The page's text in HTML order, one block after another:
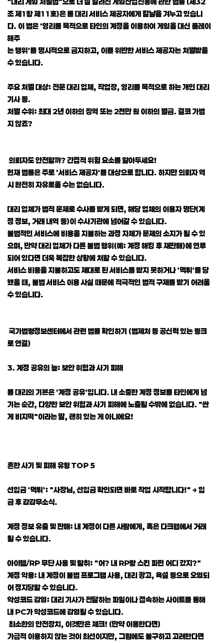
조 제1항 제11호)은 롤 대리 서비스 제공자에게 칼날을 겨누고 있습니
다. 이 법은 '영리를 목적으로 타인의 계정을 이용하여 게임을 대신 플레이
해주
는 행위'를 명시적으로 금지하고, 이를 위반한 서비스 제공자는 처벌받을
수 있습니다.
주요 처벌 대상: 전문 대리 업체, 작업장, 영리를 목적으로 하는 개인 대리
기사 등.
처벌 수위: 최대 2년 이하의 징역 또는 2천만 원 이하의 벌금. 결코 가볍
지 않죠?
의뢰자도 안전할까? 간접적 위험 요소를 알아두세요!
현재 법률은 주로 '서비스 제공자'를 대상으로 합니다. 하지만 의뢰자 역
시 완전히 자유로울 수는 없습니다.
대리 업체가 법적 문제로 수사를 받게 되면, 해당 업체의 이용자 명단(계
정 정보, 거래 내역 등)이 수사기관에 넘어갈 수 있습니다.
불법적인 서비스에 비용을 지불하는 과정 자체가 문제의 소지가 될 수 있
으며, 만약 대리 업체가 다른 불법 행위(예: 계정 해킹 후 재판매)에 연루
되어 있다면 더욱 복잡한 상황에 처할 수 있습니다.
서비스 비용을 지불하고도 제대로 된 서비스를 받지 못하거나 '먹튀'를 당
했을 때, 불법 서비스 이용 사실 때문에 적극적인 법적 구제를 받기 어려울
수 있습니다.
국가법령정보센터에서 관련 법률 확인하기 (법제처 등 공신력 있는 링크
로 연결)
3. 계정 공유의 늪: 보안 위협과 사기 피해
롤 대리의 기본은 '계정 공유'입니다. 내 소중한 계정 정보를 타인에게 넘
기는 순간, 다양한 보안 위협과 사기 피해에 노출될 수밖에 없습니다. "싼
게 비지떡"이라는 말, 괜히 있는 게 아니에요!
흔한 사기 및 피해 유형 TOP 5
선입금 '먹튀': "사장님, 선입금 확인되면 바로 작업 시작합니다!" → 입
금 후 감감무소식.
계정 정보 유출 및 판매: 내 계정이 다른 사람에게, 혹은 다크웹에서 거래
될 수 있습니다.
아이템/RP 무단 사용 및 탈취: "어? 내 RP랑 스킨 파편 어디 갔지?"
계정 악용: 내 계정이 불법 프로그램 사용, 대리 광고, 욕설 등으로 오염되
어 정지당할 수 있습니다.
악성코드 감염: 대리 기사가 전달하는 파일이나 접속하는 사이트를 통해
내 PC가 악성코드에 감염될 수 있습니다.
최소한의 안전장치, 이것만은 체크! (만약 이용한다면)
가급적 이용하지 않는 것이 최선이지만, 그럼에도 불구하고 고려한다면